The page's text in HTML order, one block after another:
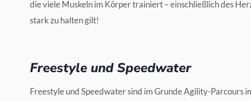
die viele Muskeln im Körper trainiert – einschließlich des
stark zu halten gilt!
Freestyle und Speedwater
Freestyle und Speedwater sind im Grunde Agility-Parcours